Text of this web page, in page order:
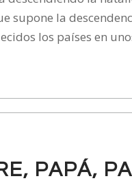
supone la
los países en
PAPÁ,